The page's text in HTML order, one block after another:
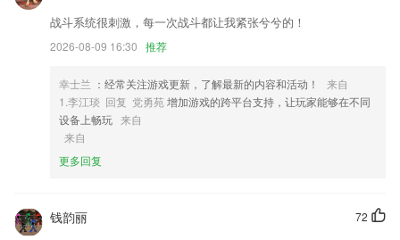
1,同步练习题，实用、生动又有趣。
4,在校一线教师来自：中国传媒大学、北京电影学院、中央戏剧学院、中
央戏曲学院、浙江传媒学院、上海戏剧学院等;包含播音主持、影视表
演、编导制作、音乐剧等热门专业，定向辅导，帮你提升专业水平，带你
踏入名校！
5,一键城配下单，即送即达，就是这么简单
江南体育网站服务好软件优势
战斗系统很刺激，每一次战斗都让我紧张兮兮的！
2026-08-09 16:30 推荐
幸士兰 ：经常关注游戏更新，了解最新的内容和活动！
来自
1.李江琰 回复 党勇苑增加游戏的跨平台支持，让玩家能够在不同
设备上畅玩 来自
来自
更多回复
72
钱韵丽